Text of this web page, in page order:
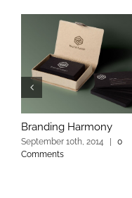
Branding Harmony
September 10th, 2014
0
Comments